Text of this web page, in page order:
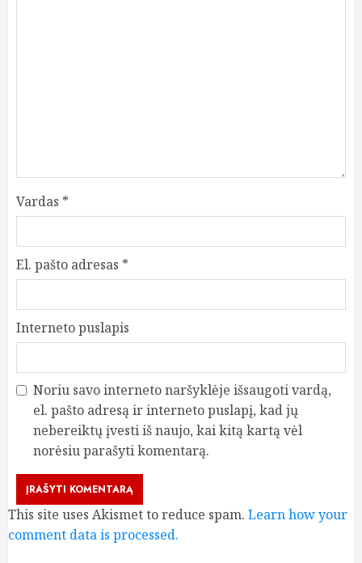
Vardas *
El. pašto adresas *
Interneto puslapis
Noriu savo interneto naršyklėje išsaugoti vardą,
el. pašto adresą ir interneto puslapį, kad jų
nebereiktų įvesti iš naujo, kai kitą kartą vėl
norėsiu parašyti komentarą.
This site uses Akismet to reduce spam. Learn how your
comment data is processed.